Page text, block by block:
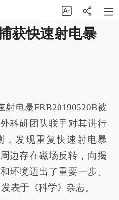
获快速射电暴
射电暴FRB20190520B被
科研团队联手对其进行
，发现重复快速射电暴
边存在磁场反转，向揭
环境迈出了重要一步。
表于《科学》杂志。